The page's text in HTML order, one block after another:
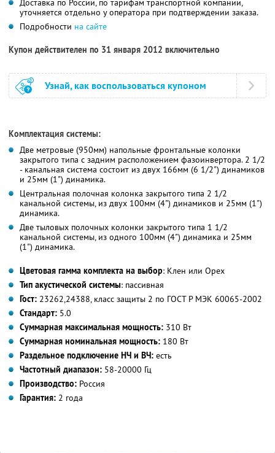
Доставка по России, по тарифам транспортной компании,
уточняется отдельно у оператора при подтверждении заказа.
Подробности на сайте
Купон действителен по 31 января 2012 включительно
Узнай, как воспользоваться купоном
Комплектация системы:
Две метровые (950мм) напольные фронтальные колонки
закрытого типа с задним расположением фазоинвертора. 2 1/2
- канальная система состоит из двух 166мм (6 1/2") динамиков
и 25мм (1") динамика.
Центральная полочная колонка закрытого типа 2 1/2
канальной системы, из двух 100мм (4") динамиков и 25мм (1")
динамика.
Две тыловых полочных колонки закрытого типа 1 1/2
канальной системы, из одного 100мм (4") динамика и 25мм
(1") динамика.
Цветовая гамма комплекта на выбор: Клен или Орех
Тип акустической системы: пассивная
Гост: 23262,24388, класс защиты 2 по ГОСТ Р МЭК 60065-2002
Стандарт: 5.0
Суммарная максимальная мощность: 310 Вт
Суммарная номинальная мощность: 180 Вт
Раздельное подключение НЧ и ВЧ: есть
Частотный диапазон: 58-20000 Гц
Производство: Россия
Гарантия: 2 года